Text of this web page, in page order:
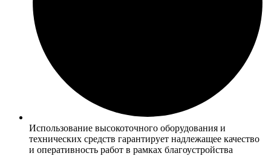
Использование высокоточного оборудования и
технических средств гарантирует надлежащее качество
и оперативность работ в рамках благоустройства